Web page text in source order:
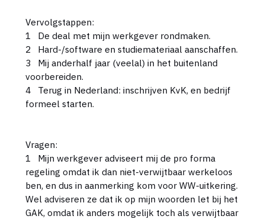
Vervolgstappen:
1 De deal met mijn werkgever rondmaken.
2 Hard-/software en studiemateriaal aanschaffen.
3 Mij anderhalf jaar (veelal) in het buitenland
voorbereiden.
4 Terug in Nederland: inschrijven KvK, en bedrijf
formeel starten.
Vragen:
1 Mijn werkgever adviseert mij de pro forma
regeling omdat ik dan niet-verwijtbaar werkeloos
ben, en dus in aanmerking kom voor WW-uitkering.
Wel adviseren ze dat ik op mijn woorden let bij het
GAK, omdat ik anders mogelijk toch als verwijtbaar